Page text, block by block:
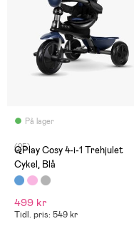
På lager
(25)
QPlay Cosy 4-i-1 Trehjulet
Cykel, Blå
499 kr
Tidl. pris: 549 kr